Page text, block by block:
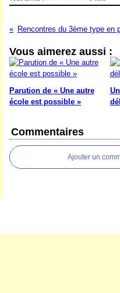
Rencontres du 3ème type en
Vous aimerez aussi :
Parution de « Une autre
école est possible »
Commentaires
Ajouter un